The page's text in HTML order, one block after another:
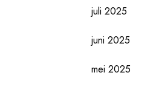
juli 2025
juni 2025
mei 2025